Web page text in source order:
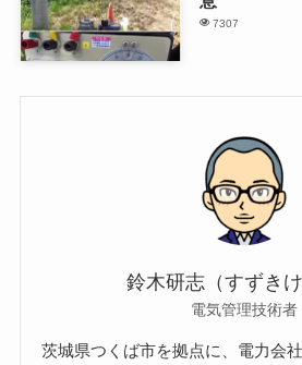
7307
鈴木研志（すずきけ
電気管理技術者
茨城県つくば市を拠点に、電力会